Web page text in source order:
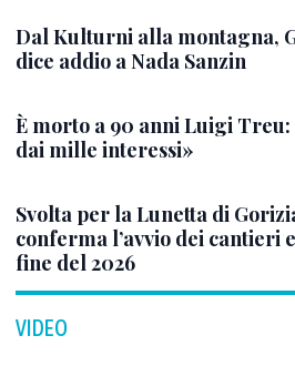
Dal Kulturni alla montagna,
dice addio a Nada Sanzin
È morto a 90 anni Luigi Treu:
dai mille interessi»
Svolta per la Lunetta di
conferma l’avvio dei cantieri
fine del 2026
VIDEO